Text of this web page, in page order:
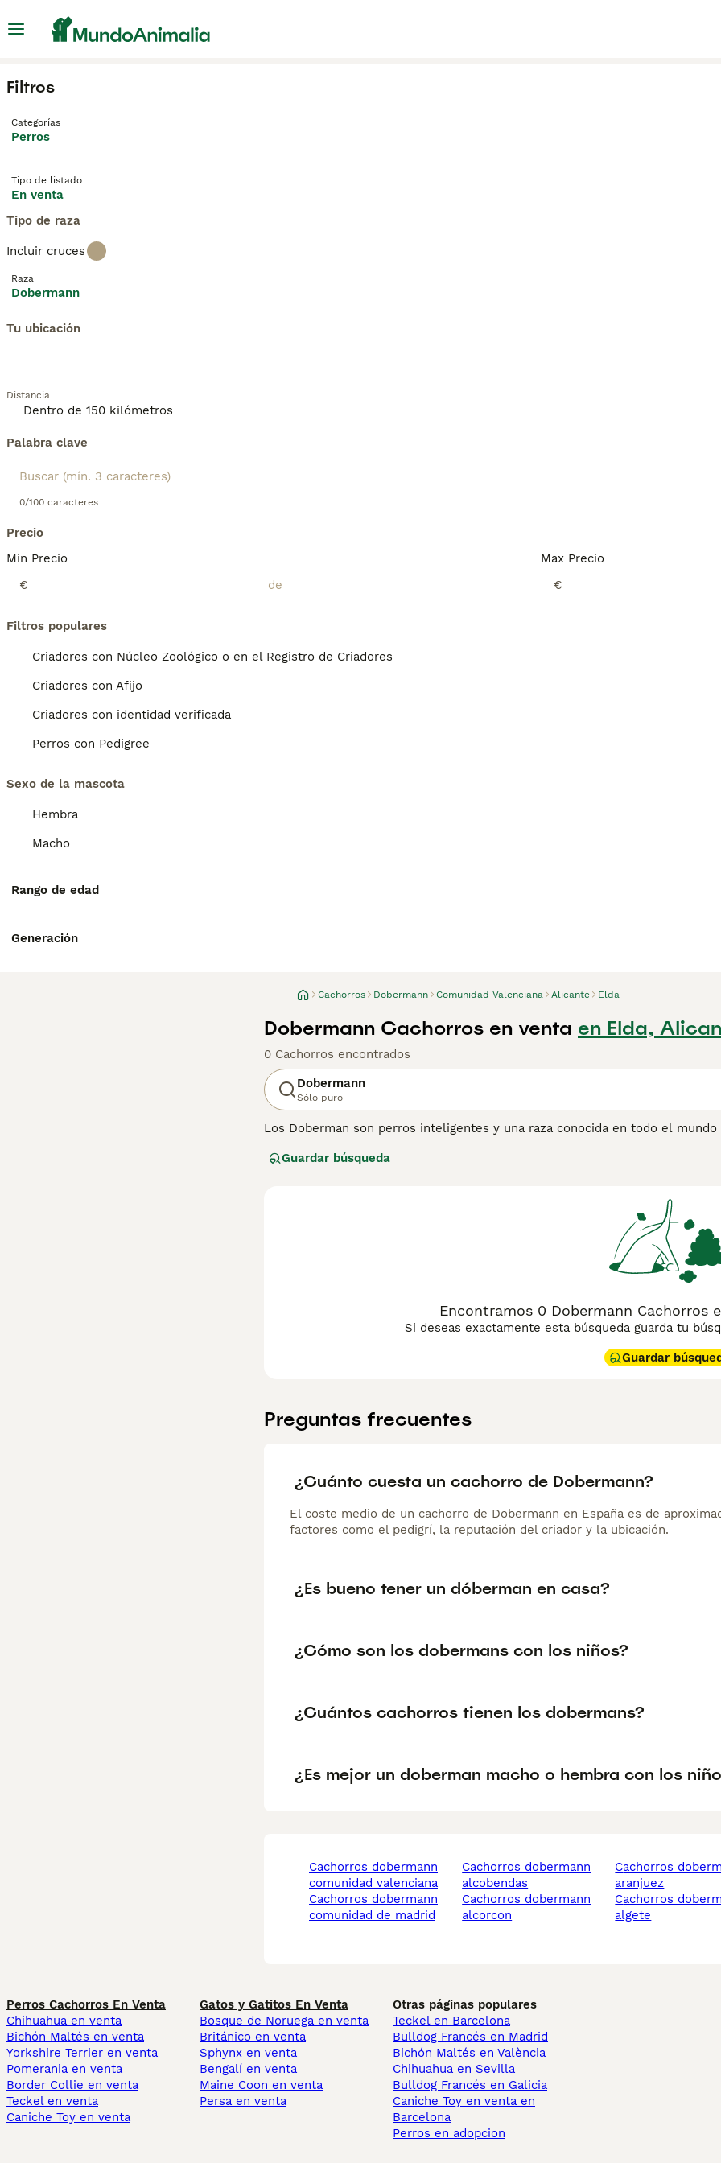
Filtros
Categorías
Perros
Tipo de listado
En venta
Tipo de raza
Incluir cruces
Raza
Dobermann
Tu ubicación
Distancia
Palabra clave
0/100 caracteres
Precio
Min Precio
€
Max Precio
€
Filtros populares
Criadores con Núcleo Zoológico o en el Registro de Criadores
Criadores con Afijo
Criadores con identidad verificada
Perros con Pedigree
Sexo de la mascota
Hembra
Macho
Rango de edad
Generación
Cachorros Dobermann Comunidad Valenciana Alicante Elda
Dobermann Cachorros en venta en Elda,
0 Cachorros encontrados
Dobermann
Sólo puro
Los Doberman son perros inteligentes y una raza conocida en todo el
gusta más que tomar parte en todo lo que sucede a su alrededor. Los
para obtener
Guardar búsqueda
Encontramos 0 Dobermann Cachorros
Si deseas exactamente esta búsqueda guarda tu
Guardar
Preguntas frecuentes
¿Cuánto cuesta un cachorro de Dobermann?
El coste medio de un cachorro de Dobermann en España es de
factores como el pedigrí, la reputación del criador y la ubicación.
¿Es bueno tener un dóberman en casa?
¿Cómo son los dobermans con los niños?
¿Cuántos cachorros tienen los dobermans?
¿Es mejor un doberman macho o hembra con los
cachorros dobermann
comunidad valenciana
cachorros dobermann
comunidad de madrid
cachorros dobermann
alcobendas
cachorros dobermann
alcorcon
cachorros dobermann
aranjuez
cachorros dobermann
algete
Perros Cachorros En Venta
Chihuahua en venta
Bichón Maltés en venta
Yorkshire Terrier en venta
Pomerania en venta
Border Collie en venta
Teckel en venta
Caniche Toy en venta
Gatos y Gatitos En Venta
Bosque de Noruega en venta
Británico en venta
Sphynx en venta
Bengalí en venta
Maine Coon en venta
Persa en venta
Otras páginas populares
Teckel en Barcelona
Bulldog Francés en Madrid
Bichón Maltés en València
Chihuahua en Sevilla
Bulldog Francés en Galicia
Caniche Toy en venta en
Barcelona
Perros en adopcion